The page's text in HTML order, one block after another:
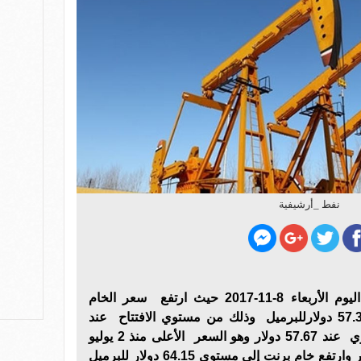
نفط _أرشيفية
واصلت اسعار النفط الأرتفاع اليوم الأربعاء 8-11-2017 حيث ارتفع سعر الخام
الأمريكي ليصل إلى مستوي 57.35 دولارللبرميل وذلك من مستوي الافتتاح عند
57.25دولار ،وسجل أعلى مستوي عند 57.67 دولار وهو السعر الأعلى منذ 2 يوليو
2015، وأدنى مستوي 57.15 دولار وارتفع خام برنت إلى مستوي 64.15 دولار للبرميل